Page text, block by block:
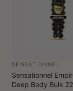
SENSATIONNEL
Sensationnel
Deep Body Bulk